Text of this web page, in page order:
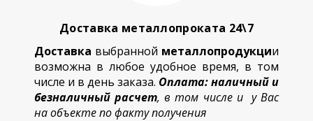
Доставка металлопроката 24\7
Доставка выбранной металлопродукции
возможна в любое удобное время, в том
числе и в день заказа. Оплата: наличный и
безналичный расчет, в том числе и у Вас
на объекте по факту получения